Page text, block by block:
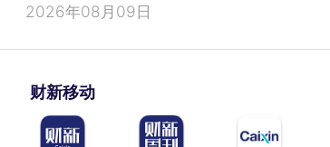
2026年08月09日
财新移动